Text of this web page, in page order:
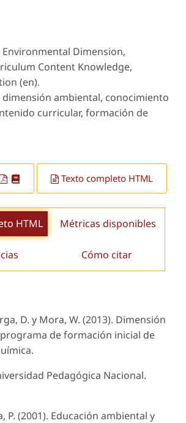
Environmental Dimension,
Content Knowledge,
(en).
dimensión ambiental, conocimiento
curricular, formación de
Texto completo HTML
HTML Métricas disponibles
Cómo citar
D. y Mora, W. (2013). Dimensión
de formación inicial de
Pedagógica Nacional.
P. (2001). Educación ambiental y